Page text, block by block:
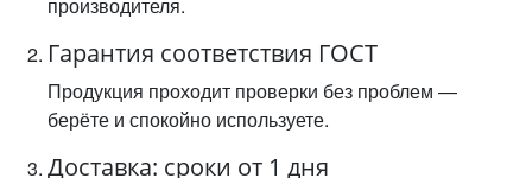
Гарантия соответствия ГОСТ
Продукция проходит проверки без проблем —
берёте и спокойно используете.
Доставка: сроки от 1 дня